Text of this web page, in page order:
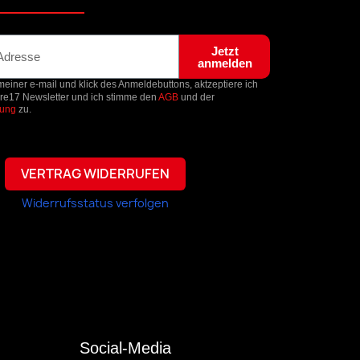
Jetzt
anmelden
e-mail und klick des Anmeldebuttons, aktzeptiere ich
Newsletter und ich stimme den AGB und der
zu.
VERTRAG WIDERRUFEN
Widerrufsstatus verfolgen
Social-Media